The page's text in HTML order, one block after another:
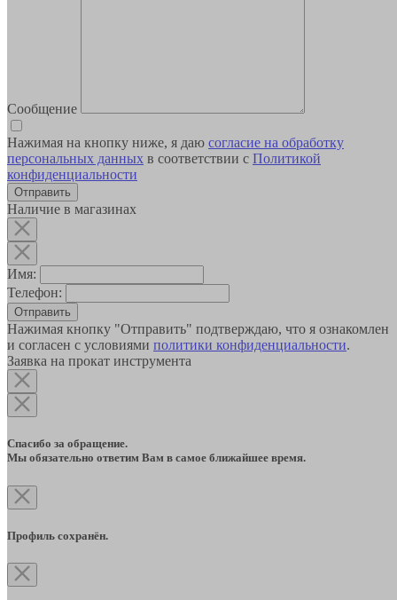
Сообщение
Нажимая на кнопку ниже, я даю согласие на обработку
персональных данных в соответствии с Политикой
конфиденциальности
Наличие в магазинах
Имя:
Телефон:
Отправить
Нажимая кнопку "Отправить" подтверждаю, что я ознакомлен
и согласен с условиями политики конфиденциальности.
Заявка на прокат инструмента
Спасибо за обращение.
Мы обязательно ответим Вам в самое ближайшее время.
Профиль сохранён.